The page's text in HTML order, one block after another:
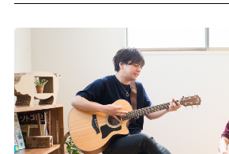
会社概要
記事リクエスト
ログイン